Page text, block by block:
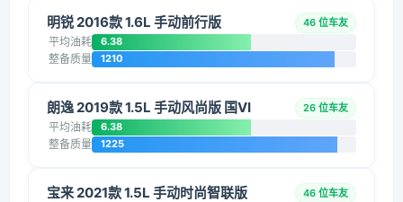
明锐 2016款 1.6L 手动前行版 46 位车友
平均油耗 6.38
整备质量 1210
朗逸 2019款 1.5L 手动风尚版 国VI 26 位车友
平均油耗 6.38
整备质量 1225
宝来 2021款 1.5L 手动时尚智联版 46 位车友